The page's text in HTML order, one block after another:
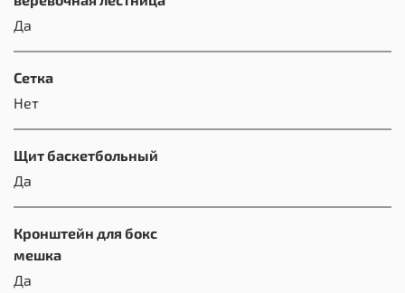
Да
Сетка
Нет
Щит баскетбольный
Да
Кронштейн для бокс
мешка
Да